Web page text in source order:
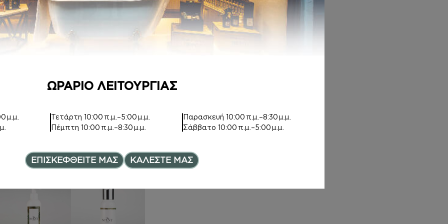
20,00€Price range: 8,00€ through 20,00€
by
BACCARAT
7,50€
Inspired by
ANGEL’S SHARE
15,00€
ΩΡΑΡΙΟ ΛΕΙΤΟΥΡΓΙΑΣ
μ.μ.
Τετάρτη10:00 π.μ.–5:00 μ.μ.
Πέμπτη10:00 π.μ.–8:30 μ.μ.
Παρασκευή 10:00 π.μ.–8:30 μ.μ.
Σάββατο 10:00 π.μ.–5:00 μ.μ.
ΕΠΙΣΚΕΦΘΕΙΤΕ ΜΑΣ ΚΑΛΕΣΤΕ ΜΑΣ